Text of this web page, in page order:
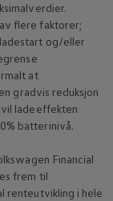
flere faktorer;
og/eller
at
gradvis reduksjon
ladeeffekten
batterinivå.
Financial
frem til
renteutvikling i hele